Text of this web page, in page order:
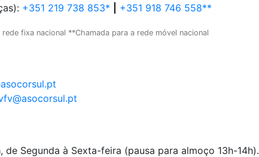
+351 219 738 853* +351 918 746 558**
rede fixa nacional **Chamada para a rede móvel nacional
de Segunda à Sexta-feira (pausa para almoço 13h-14h).